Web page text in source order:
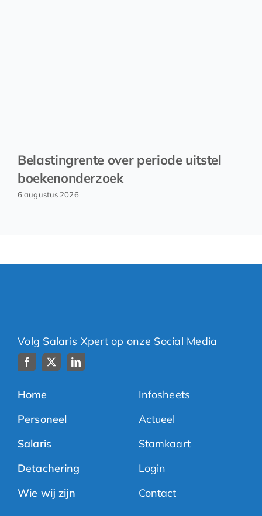
Belastingrente over periode uitstel
boekenonderzoek
6 augustus 2026
Volg Salaris Xpert op onze Social Media
Home
Personeel
Salaris
Detachering
Wie wij zijn
Infosheets
Actueel
Stamkaart
Login
Contact